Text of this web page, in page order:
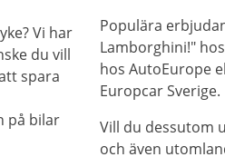
Vi har
du vill
spara
på bilar
Populära
Lamborghini!"
hos AutoEurope
Europcar Sverige.
Vill du dessutom
och även